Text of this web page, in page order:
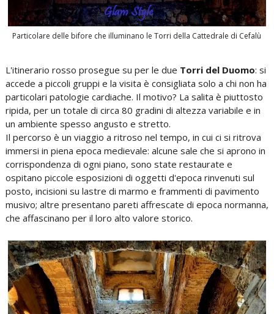
Particolare delle bifore che illuminano le Torri della Cattedrale di Cefalù
L'itinerario rosso prosegue su per le due Torri del Duomo: si
accede a piccoli gruppi e la visita è consigliata solo a chi non ha
particolari patologie cardiache. Il motivo? La salita è piuttosto
ripida, per un totale di circa 80 gradini di altezza variabile e in
un ambiente spesso angusto e stretto.
Il percorso è un viaggio a ritroso nel tempo, in cui ci si ritrova
immersi in piena epoca medievale: alcune sale che si aprono in
corrispondenza di ogni piano, sono state restaurate e
ospitano piccole esposizioni di oggetti d'epoca rinvenuti sul
posto, incisioni su lastre di marmo e frammenti di pavimento
musivo; altre presentano pareti affrescate di epoca normanna,
che affascinano per il loro alto valore storico.